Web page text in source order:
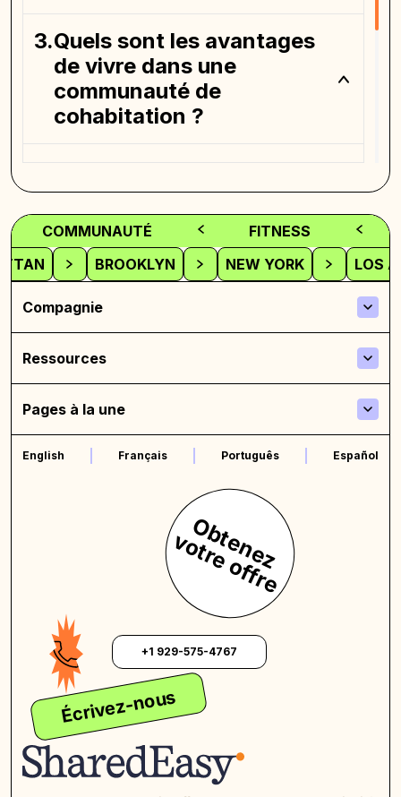
Quels sont les avantages
de vivre dans une
communauté de
cohabitation ?
Les tiny houses sont-elles
légales dans tous les
domaines ?
Comment puis-je négocier
le loyer avec mon
propriétaire ?
COMMUNAUTÉ
FITNESS
LOS
NEW YORK
BROOKLYN
Compagnie
Ressources
Pages à la une
English Français Português Español
O
b
t
e
n
e
z
v
o
t
r
e
o
f
f
r
e
Écrivez-nous
+1 929-575-4767